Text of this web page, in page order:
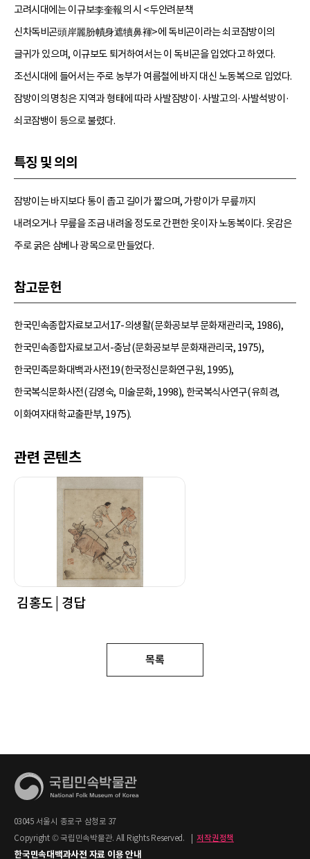
고려시대에는 이규보李奎報의 시 <두안려분책
신차독비곤頭岸麗肦幘身遮犢鼻褌>에 독비곤이라는 쇠코잠방이의
글귀가 있으며, 이규보도 퇴거하여서는 이 독비곤을 입었다고 하였다.
조선시대에 들어서는 주로 농부가 여름철에 바지 대신 노동복으로 입었다.
잠방이의 명칭은 지역과 형태에 따라 사발잠방이·사발고의·사발석방이·
쇠코잠뱅이 등으로 불렸다.
특징 및 의의
잠방이는 바지보다 통이 좁고 길이가 짧으며, 가랑이가 무릎까지
내려오거나 무릎을 조금 내려올 정도로 간편한 옷이자 노동복이다. 옷감은
주로 굵은 삼베나 광목으로 만들었다.
참고문헌
한국민속종합자료보고서17-의생활(문화공보부 문화재관리국, 1986),
한국민속종합자료보고서-충남(문화공보부 문화재관리국, 1975),
한국민족문화대백과사전19(한국정신문화연구원, 1995),
한국복식문화사전(김영숙, 미술문화, 1998), 한국복식사연구(유희경,
이화여자대학교출판부, 1975).
관련 콘텐츠
김홍도 | 경답
목록
03045 서울시 종로구 삼청로 37
Copyright © 국립민속박물관. All Rights Reserved.
저작권정책
한국민속대백과사전 자료 이용 안내